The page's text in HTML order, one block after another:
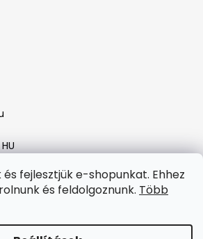
és fejlesztjük e-shopunkat. Ehhez
és feldolgoznunk. Több
Á
u